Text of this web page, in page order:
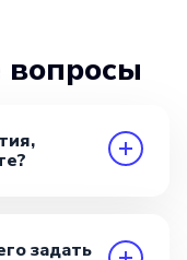
вопросы
задать